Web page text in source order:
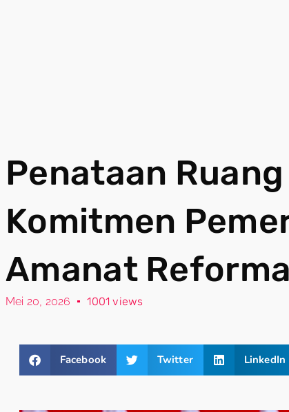
Penataan
Komitmen
Amanat
Mei 20, 2026 1001 views
Facebook Twitter LinkedIn